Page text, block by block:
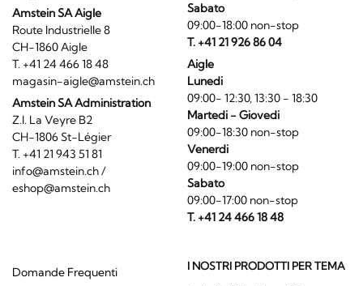
Amstein SA Aigle
Route Industrielle 8
CH-1860 Aigle
T. +41 24 466 18 48
magasin-aigle@amstein.ch
Amstein SA Administration
Z.I. La Veyre B2
CH-1806 St-Légier
T. +41 21 943 51 81
info@amstein.ch/
eshop@amstein.ch
Sabato
09:00-18:00 non-stop
T. +41 21 926 86 04
Aigle
Lunedi
09:00- 12:30, 13:30 - 18:30
Martedi - Giovedi
09:00-18:30 non-stop
Venerdi
09:00-19:00 non-stop
Sabato
09:00-17:00 non-stop
T. +41 24 466 18 48
Domande Frequenti I NOSTRI PRODOTTI PER TEMA